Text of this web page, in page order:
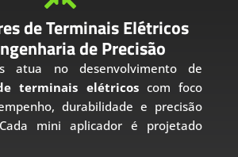
de Terminais Elétricos
de Precisão
atua no desenvolvimento de
terminais elétricoscom foco
durabilidade e precisão
mini aplicador é projetado